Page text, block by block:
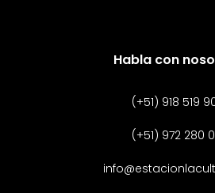
Habla con
(+51) 918 519
(+51) 972 280